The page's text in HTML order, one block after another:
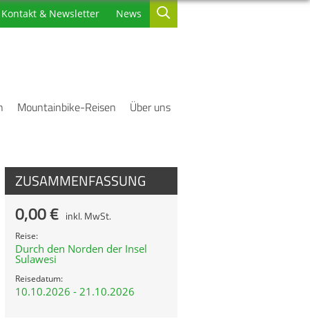
Kontakt & Newsletter News
Mountainbike-Reisen Über uns
ZUSAMMENFASSUNG
0,00 € inkl. MwSt.
Reise:
Durch den Norden der Insel
Sulawesi
Reisedatum:
10.10.2026 - 21.10.2026